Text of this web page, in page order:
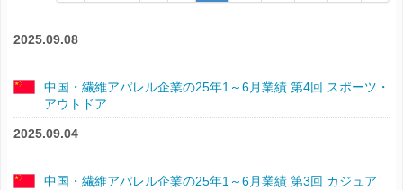
2025.09.08
中国・繊維アパレル企業の25年1～6月業績 第4回 スポーツ・
アウトドア
2025.09.04
中国・繊維アパレル企業の25年1～6月業績 第3回 カジュア